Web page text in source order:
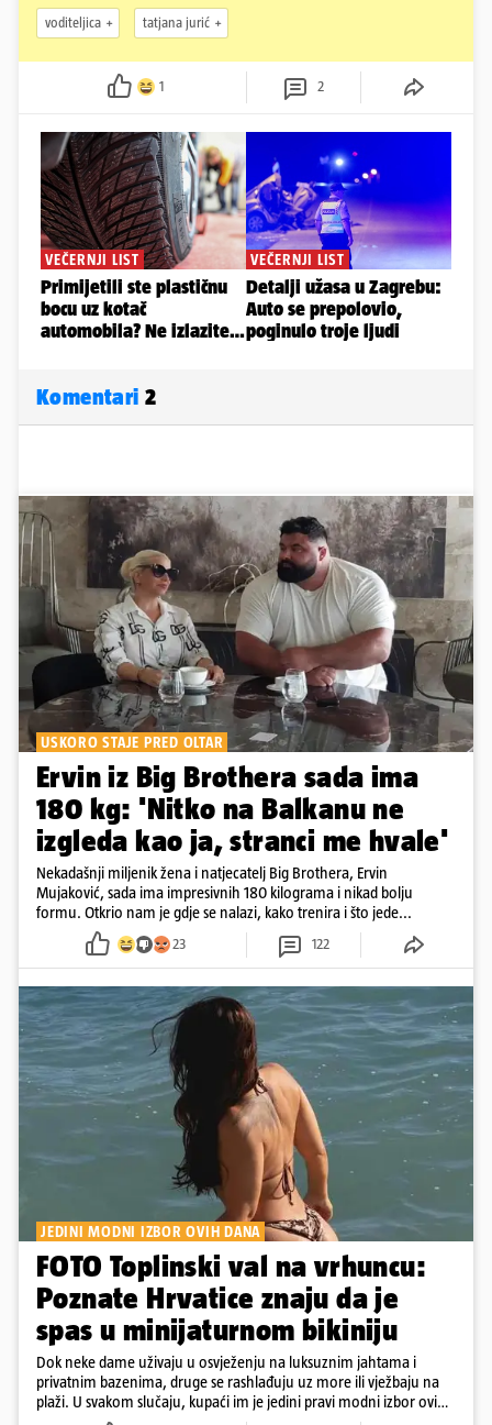
voditeljica tatjana jurić
1 2
Komentari 2
USKORO STAJE PRED OLTAR
Ervin iz Big Brothera sada ima
180 kg: 'Nitko na Balkanu ne
izgleda kao ja, stranci me hvale'
Nekadašnji miljenik žena i natjecatelj Big Brothera, Ervin
Mujaković, sada ima impresivnih 180 kilograma i nikad bolju
formu. Otkrio nam je gdje se nalazi, kako trenira i što jede...
23 122
JEDINI MODNI IZBOR OVIH DANA
FOTO Toplinski val na vrhuncu:
Poznate Hrvatice znaju da je
spas u minijaturnom bikiniju
Dok neke dame uživaju u osvježenju na luksuznim jahtama i
privatnim bazenima, druge se rashlađuju uz more ili vježbaju na
plaži. U svakom slučaju, kupaći im je jedini pravi modni izbor ovih